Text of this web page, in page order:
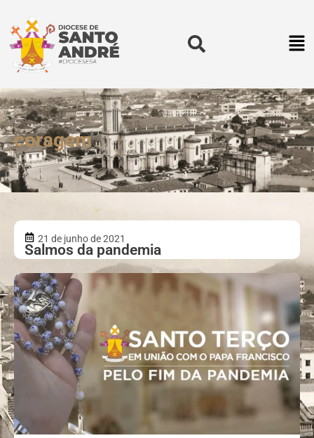
coragem
21 de junho de 2021
Salmos da pandemia